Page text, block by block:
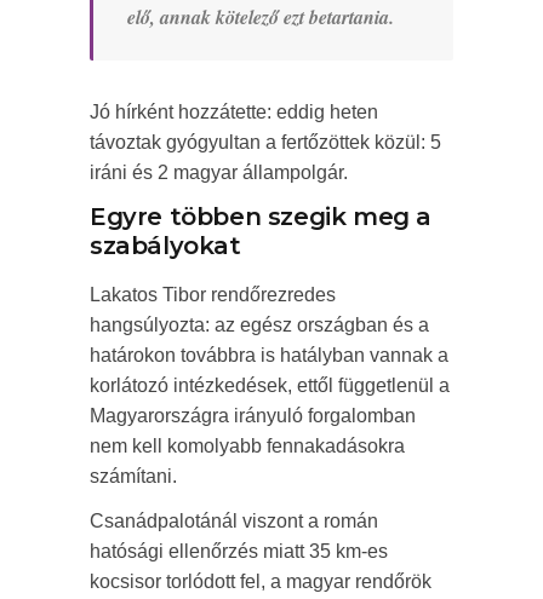
elő, annak kötelező ezt betartania.
Jó hírként hozzátette: eddig heten
távoztak gyógyultan a fertőzöttek közül: 5
iráni és 2 magyar állampolgár.
Egyre többen szegik meg a
szabályokat
Lakatos Tibor rendőrezredes
hangsúlyozta: az egész országban és a
határokon továbbra is hatályban vannak a
korlátozó intézkedések, ettől függetlenül a
Magyarországra irányuló forgalomban
nem kell komolyabb fennakadásokra
számítani.
Csanádpalotánál viszont a román
hatósági ellenőrzés miatt 35 km-es
kocsisor torlódott fel, a magyar rendőrök